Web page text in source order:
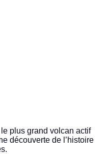
plus grand volcan actif
découverte de l’histoire